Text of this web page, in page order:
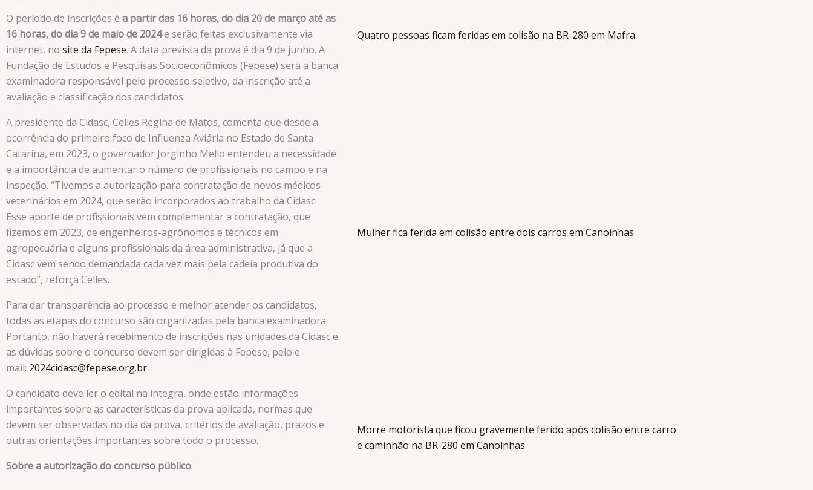
O período de inscrições é a partir das 16 horas, do dia 20 de março até as
16 horas, do dia 9 de maio de 2024e serão feitas exclusivamente via
internet, no site da Fepese. A data prevista da prova é dia 9 de junho. A
Fundação de Estudos e Pesquisas Socioeconômicos (Fepese) será a banca
examinadora responsável pelo processo seletivo, da inscrição até a
avaliação e classificação dos candidatos.
A presidente da Cidasc, Celles Regina de Matos, comenta que desde a
ocorrência do primeiro foco de Influenza Aviária no Estado de Santa
Catarina, em 2023, o governador Jorginho Mello entendeu a necessidade
e a importância de aumentar o número de profissionais no campo e na
inspeção. “Tivemos a autorização para contratação de novos médicos
veterinários em 2024, que serão incorporados ao trabalho da Cidasc.
Esse aporte de profissionais vem complementar a contratação, que
fizemos em 2023, de engenheiros-agrônomos e técnicos em
agropecuária e alguns profissionais da área administrativa, já que a
Cidasc vem sendo demandada cada vez mais pela cadeia produtiva do
estado”, reforça Celles.
Para dar transparência ao processo e melhor atender os candidatos,
todas as etapas do concurso são organizadas pela banca examinadora.
Portanto, não haverá recebimento de inscrições nas unidades da Cidasc e
as dúvidas sobre o concurso devem ser dirigidas à Fepese, pelo e-
mail: 2024cidasc@fepese.org.br.
O candidato deve ler o edital na íntegra, onde estão informações
importantes sobre as características da prova aplicada, normas que
devem ser observadas no dia da prova, critérios de avaliação, prazos e
outras orientações importantes sobre todo o processo.
Sobre a autorização do concurso público
Quatro pessoas ficam feridas em colisão na BR-280 em Mafra
Mulher fica ferida em colisão entre dois carros em Canoinhas
Morre motorista que ficou gravemente ferido após colisão entre carro
e caminhão na BR-280 em Canoinhas